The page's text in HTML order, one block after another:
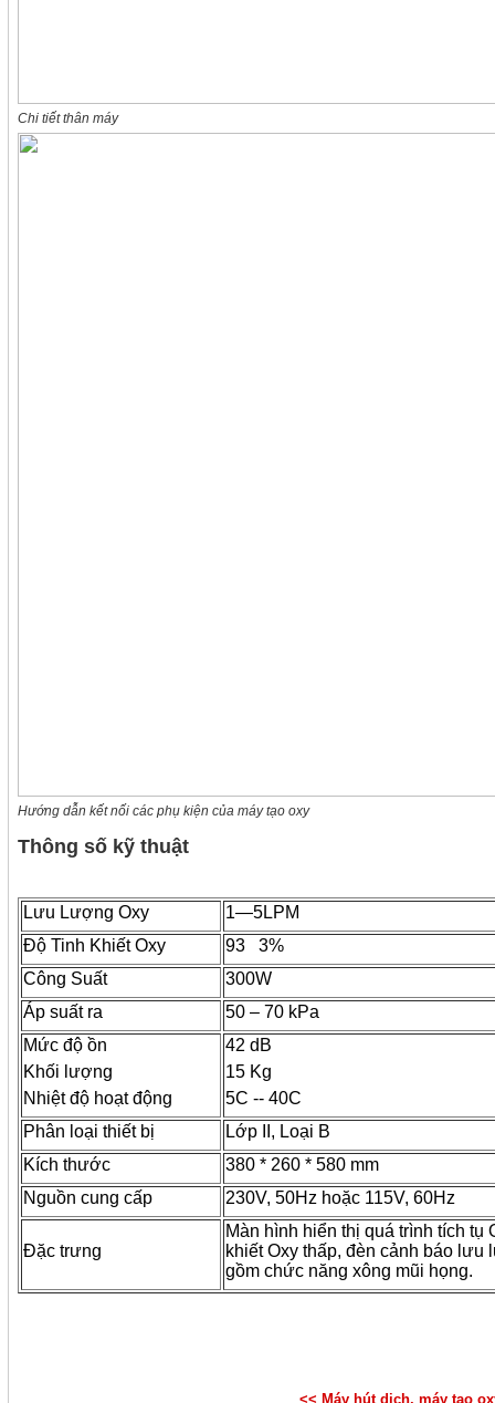
Chi tiết thân máy
Hướng dẫn kết nối các phụ kiện của máy tạo oxy
Thông số kỹ thuật
Lưu Lượng Oxy
1—5LPM
Độ Tinh Khiết Oxy
93 3%
Công Suất
300W
Áp suất ra
50 – 70 kPa
Mức độ ồn
Khối lượng
Nhiệt độ hoạt động
42 dB
15 Kg
5C -- 40C
Phân loại thiết bị
Lớp II, Loại B
Kích thước
380 * 260 * 580 mm
Nguồn cung cấp
230V, 50Hz hoặc 115V, 60Hz
Đặc trưng
Màn hình hiển thị quá trình tích tụ
khiết Oxy thấp, đèn cảnh báo lưu
gồm chức năng xông mũi họng.
<< Máy hút dịch, máy tạo